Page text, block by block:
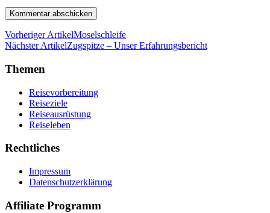
Vorheriger ArtikelMoselschleife
Nächster ArtikelZugspitze – Unser Erfahrungsbericht
Themen
Reisevorbereitung
Reiseziele
Reiseausrüstung
Reiseleben
Rechtliches
Impressum
Datenschutzerklärung
Affiliate Programm